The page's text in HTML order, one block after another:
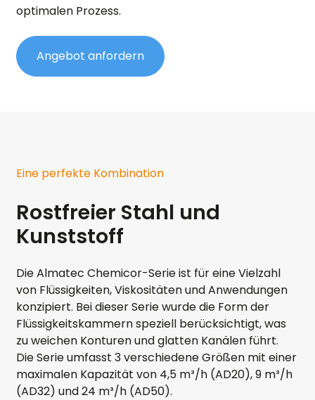
optimalen Prozess.
Angebot anfordern
Eine perfekte Kombination
Rostfreier Stahl und
Kunststoff
Die Almatec Chemicor-Serie ist für eine Vielzahl
von Flüssigkeiten, Viskositäten und Anwendungen
konzipiert. Bei dieser Serie wurde die Form der
Flüssigkeitskammern speziell berücksichtigt, was
zu weichen Konturen und glatten Kanälen führt.
Die Serie umfasst 3 verschiedene Größen mit einer
maximalen Kapazität von 4,5 m³/h (AD20), 9 m³/h
(AD32) und 24 m³/h (AD50).